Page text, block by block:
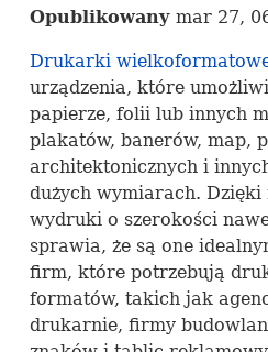
Opublikowany mar 27,
Drukarki
urządzenia, które
papierze, folii lub innych
plakatów, banerów, map,
architektonicznych i
dużych wymiarach. Dzięki
wydruki o szerokości
sprawia, że są one
firm, które potrzebują
formatów, takich jak
drukarnie, firmy